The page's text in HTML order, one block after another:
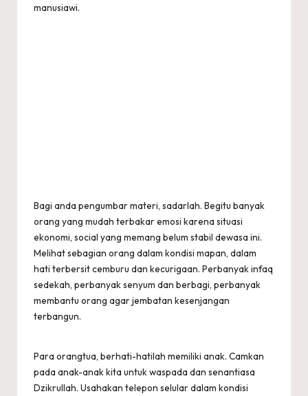
manusiawi.
Bagi anda pengumbar materi, sadarlah. Begitu banyak
orang yang mudah terbakar emosi karena situasi
ekonomi, social yang memang belum stabil dewasa ini.
Melihat sebagian orang dalam kondisi mapan, dalam
hati terbersit cemburu dan kecurigaan. Perbanyak infaq
sedekah, perbanyak senyum dan berbagi, perbanyak
membantu orang agar jembatan kesenjangan
terbangun.
Para orangtua, berhati-hatilah memiliki anak. Camkan
pada anak-anak kita untuk waspada dan senantiasa
Dzikrullah. Usahakan telepon selular dalam kondisi